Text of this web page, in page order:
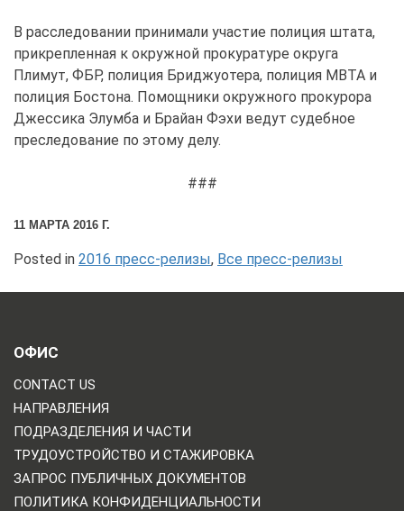
В расследовании принимали участие полиция штата,
прикрепленная к окружной прокуратуре округа
Плимут, ФБР, полиция Бриджуотера, полиция MBTA и
полиция Бостона. Помощники окружного прокурора
Джессика Элумба и Брайан Фэхи ведут судебное
преследование по этому делу.
###
11 МАРТА 2016 Г.
Posted in 2016 пресс-релизы, Все пресс-релизы
ОФИС
CONTACT US
НАПРАВЛЕНИЯ
ПОДРАЗДЕЛЕНИЯ И ЧАСТИ
ТРУДОУСТРОЙСТВО И СТАЖИРОВКА
ЗАПРОС ПУБЛИЧНЫХ ДОКУМЕНТОВ
ПОЛИТИКА КОНФИДЕНЦИАЛЬНОСТИ